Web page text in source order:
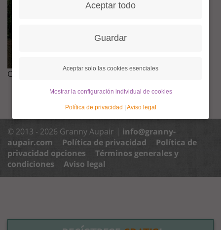
Conocerse, comunicarse, hacer amistades
© 2013 - 2026 Granny Aupair | info@granny-
aupair.com
Política de privacidad
Política de
privacidad opciones
Términos generales y
condiciones
Aviso legal
Aceptar todo
Guardar
Aceptar solo las cookies esenciales
Mostrar la configuración individual de cookies
Política de privacidad Aviso legal